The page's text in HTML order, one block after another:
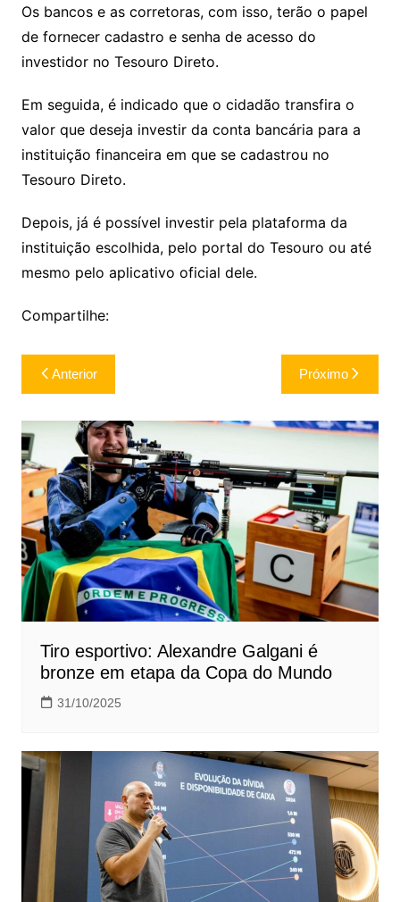
Os bancos e as corretoras, com isso, terão o papel
de fornecer cadastro e senha de acesso do
investidor no Tesouro Direto.
Em seguida, é indicado que o cidadão transfira o
valor que deseja investir da conta bancária para a
instituição financeira em que se cadastrou no
Tesouro Direto.
Depois, já é possível investir pela plataforma da
instituição escolhida, pelo portal do Tesouro ou até
mesmo pelo aplicativo oficial dele.
Compartilhe:
Navegação
de
Post
Anterior Próximo
Tiro esportivo: Alexandre Galgani é
bronze em etapa da Copa do Mundo
31/10/2025